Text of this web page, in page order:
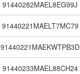
91440282MAEL8EG99J
91440221MAELT7MC79
91440221MAEKWTPB3D
91440233MAEL88CH24